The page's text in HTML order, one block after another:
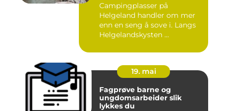
Campingplasser på
Helgeland handler om mer
enn en seng å sove i. Langs
Helgelandskysten ...
19. mai
Fagprøve barne og
ungdomsarbeider slik
lykkes du